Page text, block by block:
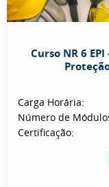
Curso NR 6
Carga Horária:
Número de
Certificação: